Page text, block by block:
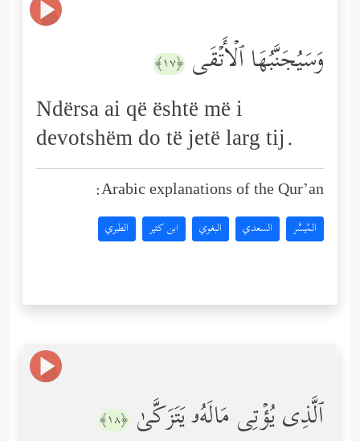
وَسَیُجَنَّبُهَا ٱلۡأَتۡقَى ﴿١٧﴾
Ndërsa ai që është më i
devotshëm do të jetë larg tij.
Arabic explanations of the Qur’an:
المُيسَّر السعدي البغوي ابن كثير الطبري
ٱلَّذِی یُؤۡتِی مَالَهُۥ یَتَزَكَّىٰ ﴿١٨﴾